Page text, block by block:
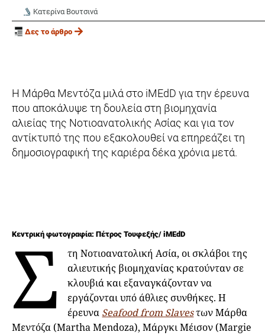
Κατερίνα Βουτσινά
Δες το άρθρο
Η Μάρθα Μεντόζα μιλά στο iMEdD για την έρευνα
που αποκάλυψε τη δουλεία στη βιομηχανία
αλιείας της Νοτιοανατολικής Ασίας και για τον
αντίκτυπό της που εξακολουθεί να επηρεάζει τη
δημοσιογραφική της καριέρα δέκα χρόνια μετά.
Κεντρική φωτογραφία: Πέτρος Τουφεξής/ iMEdD
Σ
τη Νοτιοανατολική Ασία, οι σκλάβοι της
αλιευτικής βιομηχανίας κρατούνταν σε
κλουβιά και εξαναγκάζονταν να
εργάζονται υπό άθλιες συνθήκες. Η
έρευνα Seafood from Slavesτων Μάρθα
Μεντόζα (Martha Mendoza), Μάργκι Μέισον (Margie